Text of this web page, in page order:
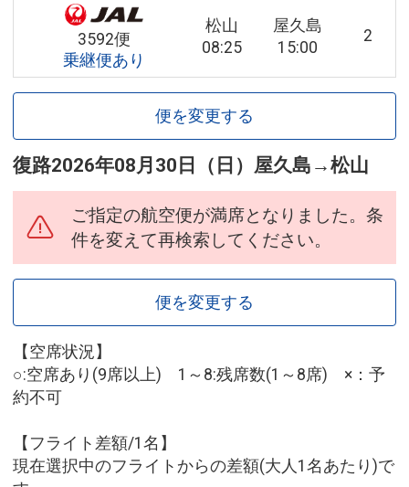
3592便
乗継便あり
松山
08:25
屋久島
15:00
2
便を変更する
復路2026年08月30日（日） 屋久島 →松山
ご指定の航空便が満席となりました。条
件を変えて再検索してください。
便を変更する
【空席状況】
○:空席あり(9席以上) 1～8:残席数(1～8席) ×：予
約不可
【フライト差額/1名】
現在選択中のフライトからの差額(大人1名あたり)で